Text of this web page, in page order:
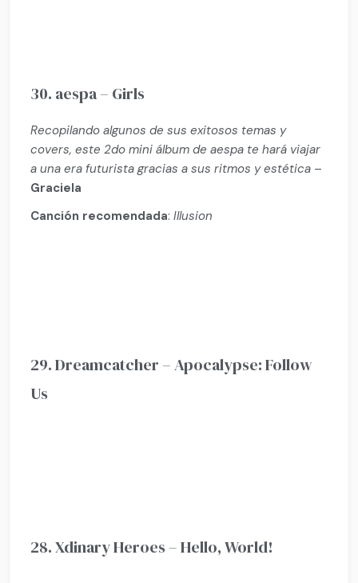
30. aespa – Girls
Recopilando algunos de sus exitosos temas y
covers, este 2do mini álbum de aespa te hará viajar
a una era futurista gracias a sus ritmos y estética –
Graciela
Canción recomendada:Illusion
29. Dreamcatcher – Apocalypse: Follow
Us
28. Xdinary Heroes – Hello, World!